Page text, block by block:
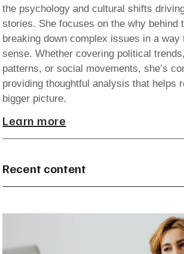
the psychology and cultural shifts
stories. She focuses on the why behind
breaking down complex issues in a way
sense. Whether covering political
patterns, or social movements, she’s
providing thoughtful analysis that helps
bigger picture.
Learn more
Recent content